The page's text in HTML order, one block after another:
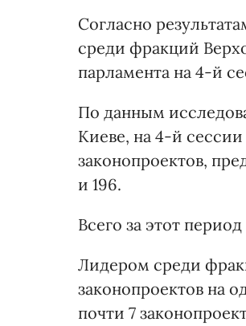
Согласно
среди фракций
парламента на 4-й
По данным
Киеве, на 4-й
законопроектов,
и 196.
Всего за этот
Лидером среди
законопроектов на
почти 7